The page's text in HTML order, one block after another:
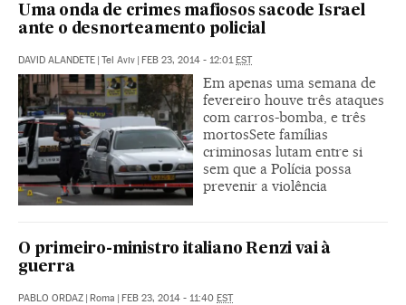
Uma onda de crimes mafiosos sacode Israel
ante o desnorteamento policial
DAVID ALANDETE | Tel Aviv | FEB 23, 2014 - 12:01EST
Em apenas uma semana de
fevereiro houve três ataques
com carros-bomba, e três
mortosSete famílias
criminosas lutam entre si
sem que a Polícia possa
prevenir a violência
O primeiro-ministro italiano Renzi vai à
guerra
PABLO ORDAZ | Roma | FEB 23, 2014 - 11:40 EST